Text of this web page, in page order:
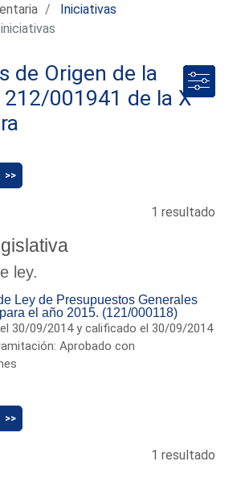
Iniciativas
de Origen de la
001941 de la X
>>
1 resultado
ley.
Ley de Presupuestos Generales
el año 2015. (121/000118)
30/09/2014 y calificado el 30/09/2014
Aprobado con
>>
1 resultado